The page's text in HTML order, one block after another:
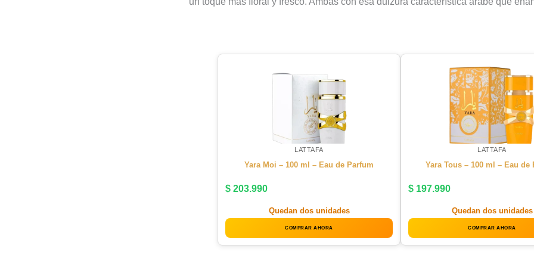
LATTAFA
Yara Moi – 100 ml – Eau de Parfum
$ 203.990
Quedan dos unidades
COMPRAR AHORA
LATTAFA
Yara Tous – 100 ml – Eau de
$ 197.990
Quedan dos unidades
COMPRAR AHORA